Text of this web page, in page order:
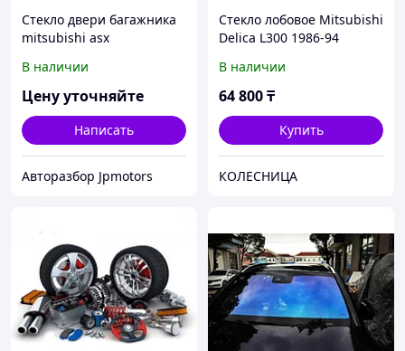
Стекло двери багажника
mitsubishi asx
В наличии
Цену уточняйте
Написать
Авторазбор Jpmotors
Стекло лобовое Mitsubishi
Delica L300 1986-94
В наличии
64 800₸
Купить
КОЛЕСНИЦА